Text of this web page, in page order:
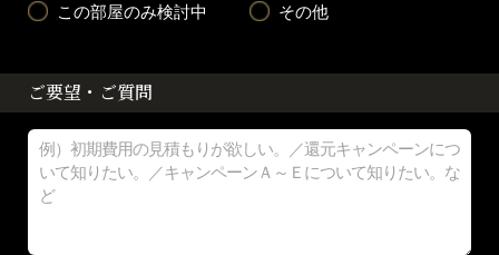
この部屋のみ検討中 その他
ご要望・ご質問